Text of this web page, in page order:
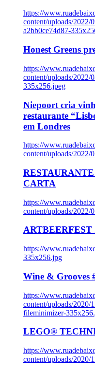
https://
content/uploads/2022/
a2bb0ce74d87-
Honest Greens
https://
content/uploads/2022/
335x256.jpeg
Niepoort cria
restaurante
em Londres
https://
content/uploads/2022/
CARTA
https://
content/uploads/2022/
ARTBEERFEST
https://
335x256.jpg
Wine & Grooves
https://
content/uploads/2020/
fileminimizer-
LEGO®
https://
content/uploads/2020/